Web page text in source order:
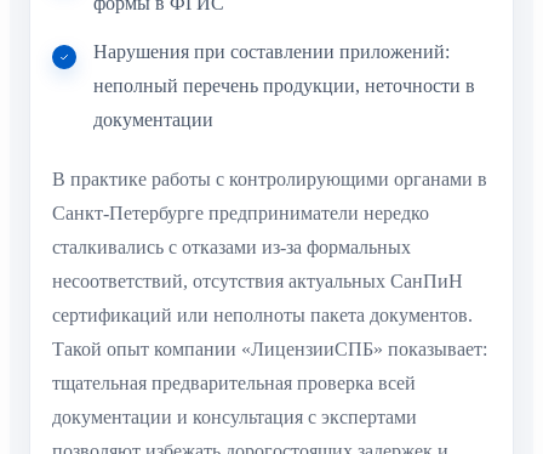
Нарушения при составлении приложений:
неполный перечень продукции, неточности в
документации
В практике работы с контролирующими органами в
Санкт-Петербурге предприниматели нередко
сталкивались с отказами из-за формальных
несоответствий, отсутствия актуальных СанПиН
сертификаций или неполноты пакета документов.
Такой опыт компании «ЛицензииСПБ» показывает:
тщательная предварительная проверка всей
документации и консультация с экспертами